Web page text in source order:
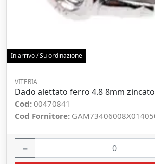
In arrivo / Su ordinazione
VITERIA
Dado alettato ferro 4.8 8mm
Cod: 00470841
Cod Fornitore:
−